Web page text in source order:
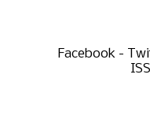
Facebook -